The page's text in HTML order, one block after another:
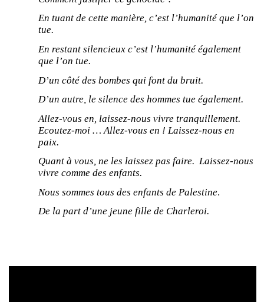
En tuant de cette manière, c’est l’humanité que l’on
tue.
En restant silencieux c’est l’humanité également
que l’on tue.
D’un côté des bombes qui font du bruit.
D’un autre, le silence des hommes tue également.
Allez-vous en, laissez-nous vivre tranquillement.
Ecoutez-moi … Allez-vous en ! Laissez-nous en
paix.
Quant à vous, ne les laissez pas faire. Laissez-nous
vivre comme des enfants.
Nous sommes tous des enfants de Palestine.
De la part d’une jeune fille de Charleroi.